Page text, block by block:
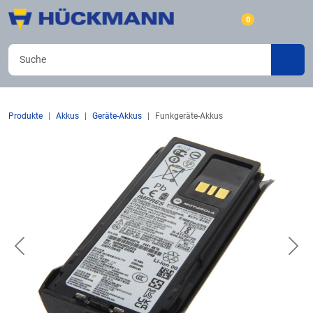
0
Produkte Akkus Geräte-Akkus Funkgeräte-Akkus
Previous